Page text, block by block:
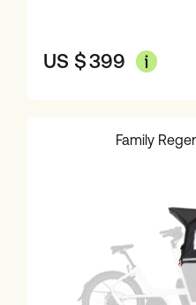
US $399
Family